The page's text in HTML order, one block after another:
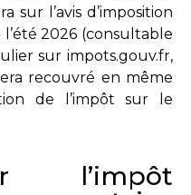
sur l’avis d’imposition
2026 (consultable
sur impots.gouv.fr,
recouvré en même
de l’impôt sur le
l’impôt